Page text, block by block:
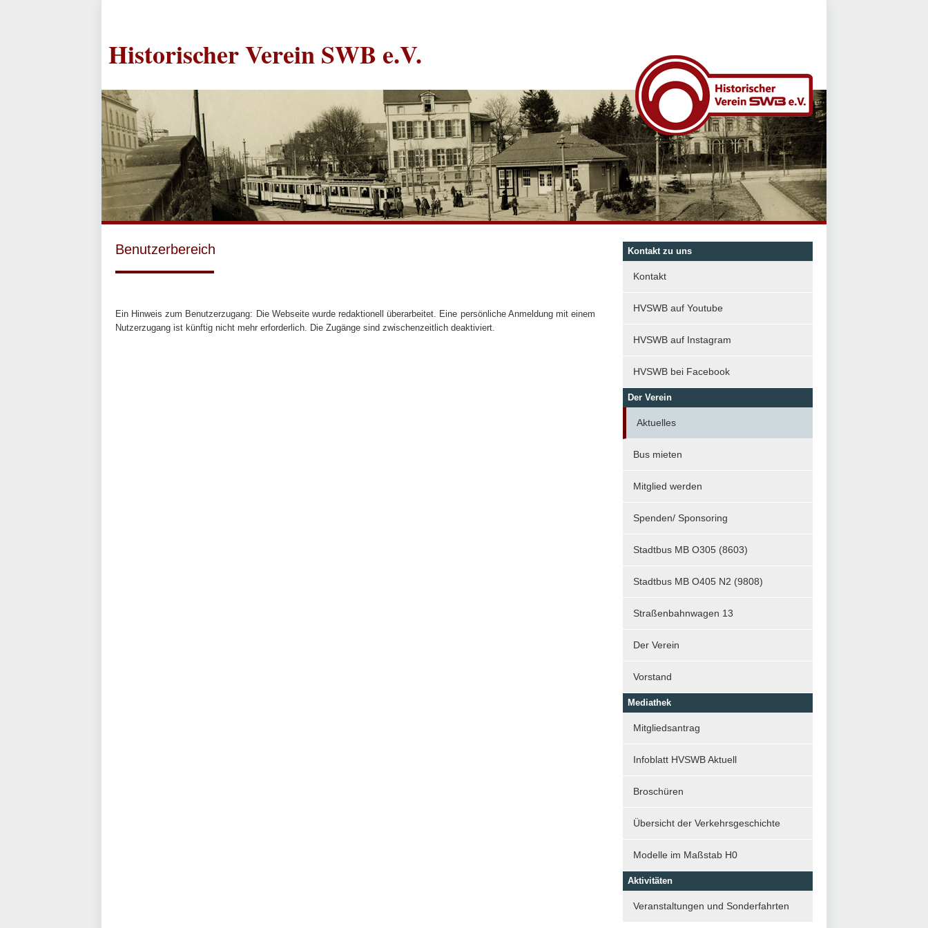
Historischer Verein SWB e.V.
Benutzerbereich
Ein Hinweis zum Benutzerzugang: Die Webseite wurde redaktionell überarbeitet. Eine persönliche Anmeldung mit einem
Nutzerzugang ist künftig nicht mehr erforderlich. Die Zugänge sind zwischenzeitlich deaktiviert.
Kontakt zu uns
Kontakt
HVSWB auf Youtube
HVSWB auf Instagram
HVSWB bei Facebook
Der Verein
Aktuelles
Bus mieten
Mitglied werden
Spenden/ Sponsoring
Stadtbus MB O305 (8603)
Stadtbus MB O405 N2 (9808)
Straßenbahnwagen 13
Der Verein
Vorstand
Mediathek
Mitgliedsantrag
Infoblatt HVSWB Aktuell
Broschüren
Übersicht der Verkehrsgeschichte
Modelle im Maßstab H0
Aktivitäten
Veranstaltungen und Sonderfahrten